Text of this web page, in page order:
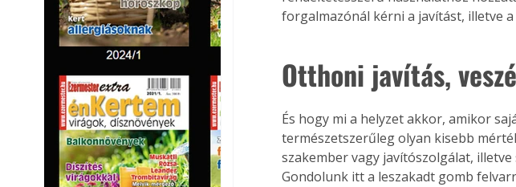
forgalmazónál kérni a javítást, illetve
Otthoni javítás,
És hogy mi a helyzet akkor, amikor
természetszerűleg olyan kisebb
szakember vagy javítószolgálat,
Gondolunk itt a leszakadt gomb